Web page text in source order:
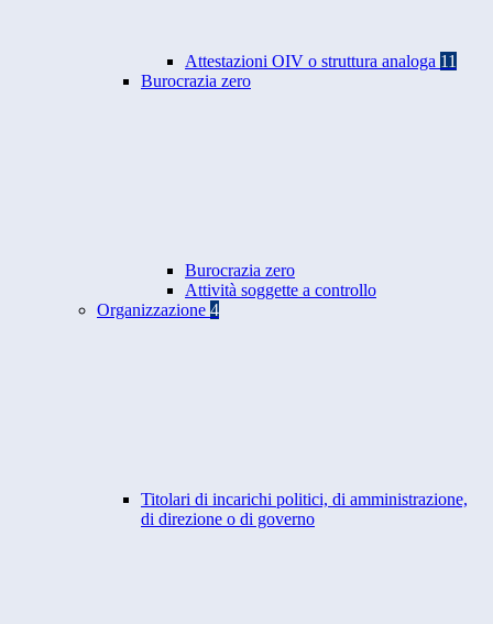
Attestazioni OIV o struttura analoga 11
Burocrazia zero
Burocrazia zero
Attività soggette a controllo
Organizzazione 4
Titolari di incarichi politici, di amministrazione,
di direzione o di governo